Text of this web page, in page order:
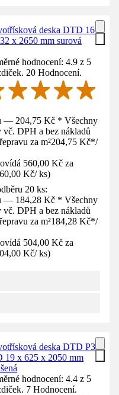
deska DTD 16
x 2650 mm surová
hodnocení: 4.9 z 5
20 Hodnocení.
— 204,75 Kč * Všechny
vč. DPH a bez nákladů
za m²204,75 Kč*/
560,00 Kč za
Kč/ ks)
20 ks:
— 184,28 Kč * Všechny
vč. DPH a bez nákladů
za m²184,28 Kč*/
504,00 Kč za
Kč/ ks)
deska DTD P3
19 x 625 x 2050 mm
hodnocení: 4.4 z 5
7 Hodnocení.